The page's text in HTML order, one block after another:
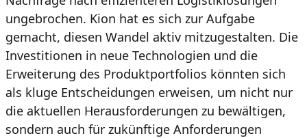
ungebrochen. Kion hat es sich zur Aufgabe
gemacht, diesen Wandel aktiv mitzugestalten. Die
Investitionen in neue Technologien und die
Erweiterung des Produktportfolios könnten sich
als kluge Entscheidungen erweisen, um nicht nur
die aktuellen Herausforderungen zu bewältigen,
sondern auch für zukünftige Anforderungen